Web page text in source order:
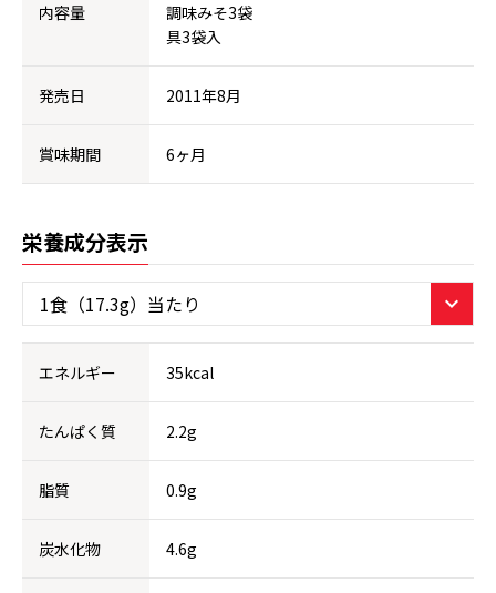
内容量
調味みそ3袋
具3袋入
発売日 2011年8月
賞味期間 6ヶ月
栄養成分表示
エネルギー 35kcal
たんぱく質 2.2g
脂質 0.9g
炭水化物 4.6g